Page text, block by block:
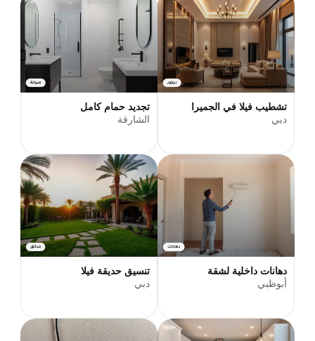
تشطيب فيلا في الجميرا
دبي
تجديد حمام كامل
الشارقة
دهانات داخلية لشقة
أبوظبي
تنسيق حديقة فيلا
دبي